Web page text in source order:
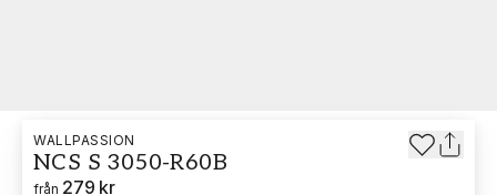
WALLPASSION
NCS S 3050-R60B
från 279 kr